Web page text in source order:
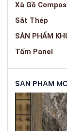
Xà Gồ
Sắt Thép
SẢN PHẨM
Tấm Panel
SẢN PHẨM